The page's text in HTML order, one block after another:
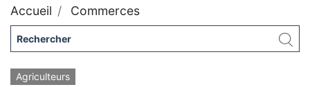
Accueil Commerces
Agriculteurs